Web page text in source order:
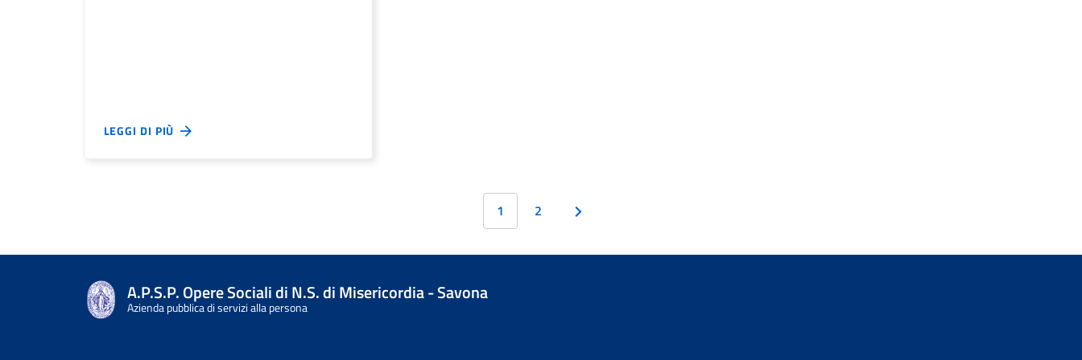
LEGGI DI PIÙ
1 2
A.P.S.P. Opere Sociali di N.S. di Misericordia - Savona
Azienda pubblica di servizi alla persona